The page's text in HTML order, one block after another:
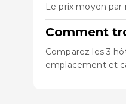
Le prix moyen
Comment
Comparez les 3
emplacement et